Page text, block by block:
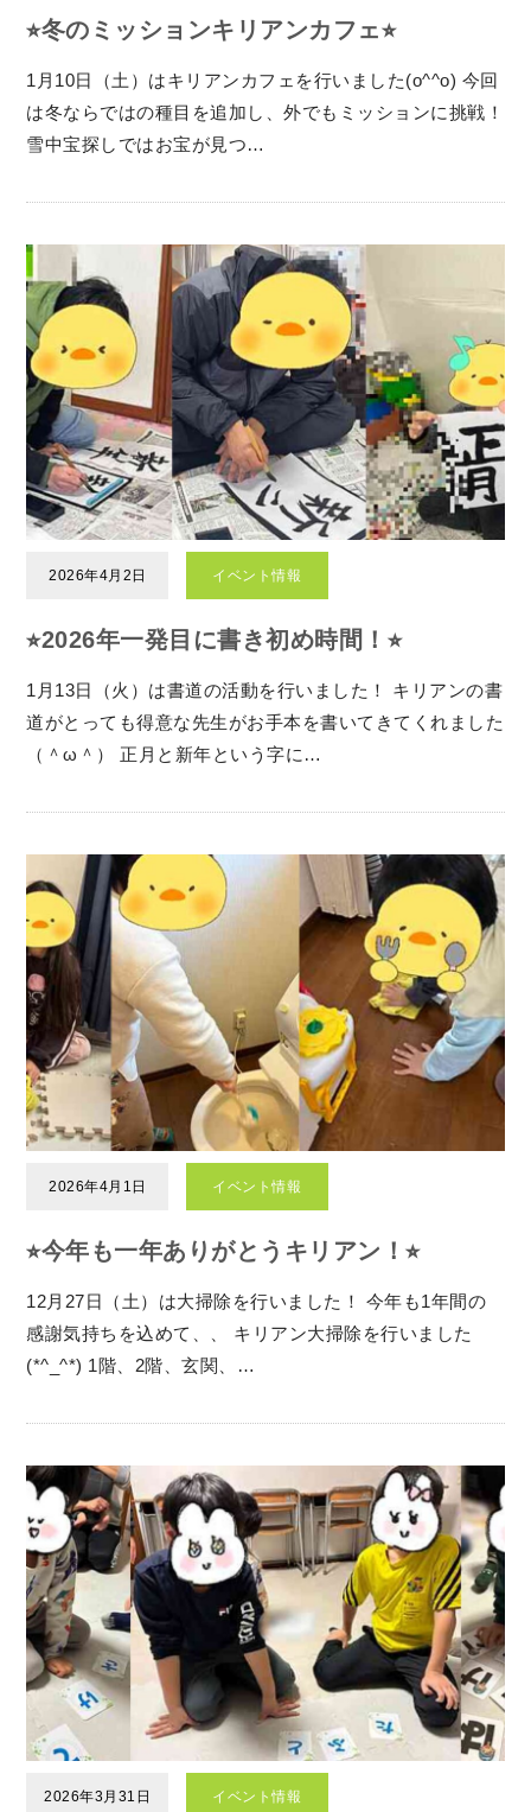
⭐︎冬のミッションキリアンカフェ⭐︎
1月10日（土）はキリアンカフェを行いました(o^^o) 今回
は冬ならではの種目を追加し、外でもミッションに挑戦！
雪中宝探しではお宝が見つ…
2026年4月2日 イベント情報
⭐︎2026年一発目に書き初め時間！⭐︎
1月13日（火）は書道の活動を行いました！ キリアンの書
道がとっても得意な先生がお手本を書いてきてくれました
（＾ω＾） 正月と新年という字に…
2026年4月1日 イベント情報
⭐︎今年も一年ありがとうキリアン！⭐︎
12月27日（土）は大掃除を行いました！ 今年も1年間の
感謝気持ちを込めて、、 キリアン大掃除を行いました
(*^_^*) 1階、2階、玄関、…
2026年3月31日 イベント情報